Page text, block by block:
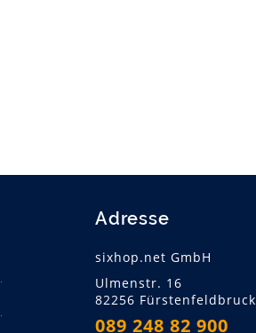
Adresse
sixhop.net GmbH
Ulmenstr. 16
82256 Fürstenfeldbruck
089 248 82 900